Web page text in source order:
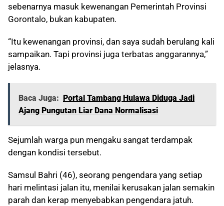
sebenarnya masuk kewenangan Pemerintah Provinsi
Gorontalo, bukan kabupaten.
“Itu kewenangan provinsi, dan saya sudah berulang kali
sampaikan. Tapi provinsi juga terbatas anggarannya,”
jelasnya.
Baca Juga: Portal Tambang Hulawa Diduga Jadi
Ajang Pungutan Liar Dana Normalisasi
Sejumlah warga pun mengaku sangat terdampak
dengan kondisi tersebut.
Samsul Bahri (46), seorang pengendara yang setiap
hari melintasi jalan itu, menilai kerusakan jalan semakin
parah dan kerap menyebabkan pengendara jatuh.